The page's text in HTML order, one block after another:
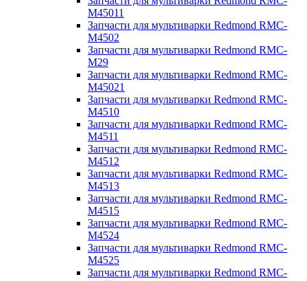
M45011
Запчасти для мультиварки Redmond RMC-
M4502
Запчасти для мультиварки Redmond RMC-
M29
Запчасти для мультиварки Redmond RMC-
M45021
Запчасти для мультиварки Redmond RMC-
M4510
Запчасти для мультиварки Redmond RMC-
M4511
Запчасти для мультиварки Redmond RMC-
M4512
Запчасти для мультиварки Redmond RMC-
M4513
Запчасти для мультиварки Redmond RMC-
M4515
Запчасти для мультиварки Redmond RMC-
M4524
Запчасти для мультиварки Redmond RMC-
M4525
Запчасти для мультиварки Redmond RMC-